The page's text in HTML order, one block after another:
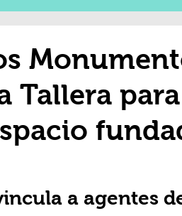
Tallera para
a agentes